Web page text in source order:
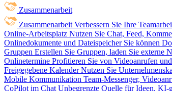
Zusammenarbeit
Zusammenarbeit Verbessern Sie Ihre
Online-Arbeitsplatz Nutzen Sie Chat, Feed,
Onlinedokumente und Dateispeicher Sie können
Gruppen Erstellen Sie Gruppen, laden Sie externe
Onlinetermine Profitieren Sie von Videoanrufen
Freigegebene Kalender Nutzen Sie
Mobile Kommunikation Team-Messenger,
CoPilot im Chat Unbegrenzte Quelle für Ideen, KI-